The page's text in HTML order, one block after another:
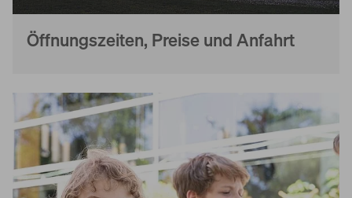
Öffnungszeiten, Preise und Anfahrt